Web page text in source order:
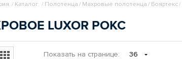
/ Каталог. / Полотенца / Махровые полотенца / Бояртекс/
LUXOR РОКС
Показать на странице: 36